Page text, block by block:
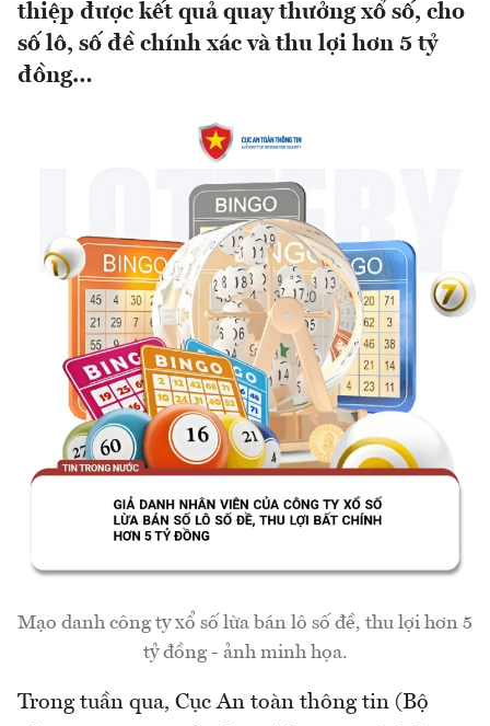
thiệp được kết quả quay thưởng xổ số, cho
số lô, số đề chính xác và thu lợi hơn 5 tỷ
đồng…
Mạo danh công ty xổ số lừa bán lô số đề, thu lợi hơn 5
tỷ đồng - ảnh minh họa.
Trong tuần qua, Cục An toàn thông tin (Bộ